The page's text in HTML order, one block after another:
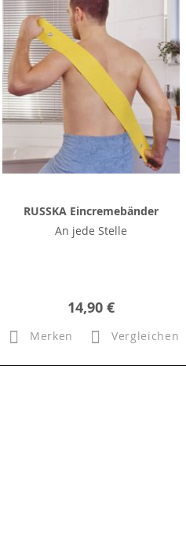
RUSSKA Eincremebänder
An jede Stelle
14,90 €
Merken Vergleichen